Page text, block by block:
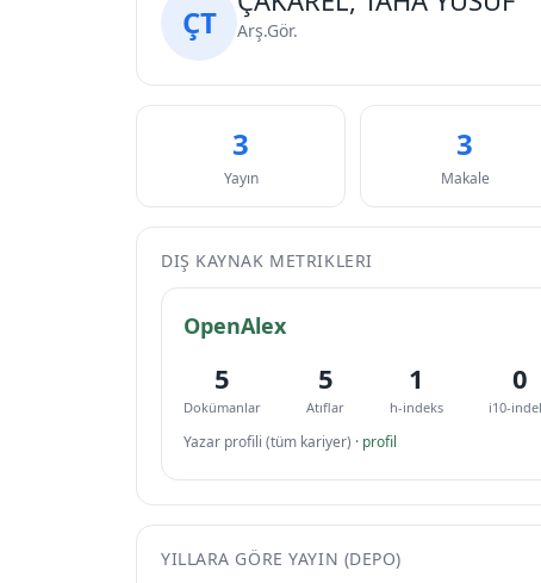
ÇT Arş.Gör.
3
Yayın
3
Makale
DIŞ KAYNAK METRIKLERI
OpenAlex
5
Dokümanlar
5
Atıflar
1
h-indeks
0
i10-
Yazar profili (tüm kariyer) · profil
YILLARA GÖRE YAYIN (DEPO)